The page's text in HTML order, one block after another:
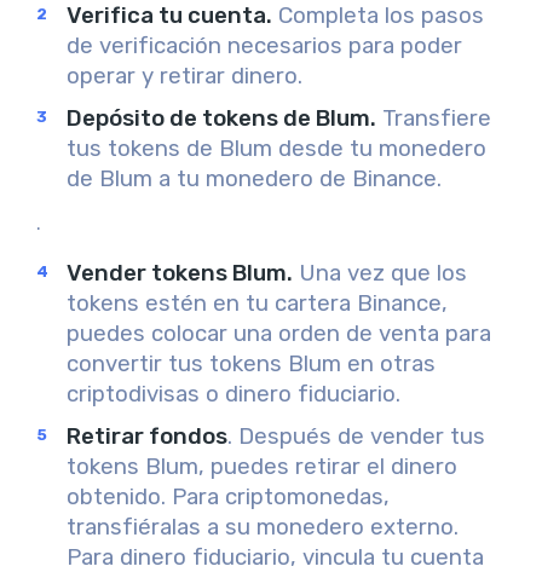
Verifica tu cuenta. Completa los pasos
de verificación necesarios para poder
operar y retirar dinero.
Depósito de tokens de Blum. Transfiere
tus tokens de Blum desde tu monedero
de Blum a tu monedero de Binance.
.
Vender tokens Blum. Una vez que los
tokens estén en tu cartera Binance,
puedes colocar una orden de venta para
convertir tus tokens Blum en otras
criptodivisas o dinero fiduciario.
Retirar fondos. Después de vender tus
tokens Blum, puedes retirar el dinero
obtenido. Para criptomonedas,
transfiéralas a su monedero externo.
Para dinero fiduciario, vincula tu cuenta